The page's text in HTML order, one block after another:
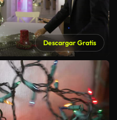
Descargar Gratis